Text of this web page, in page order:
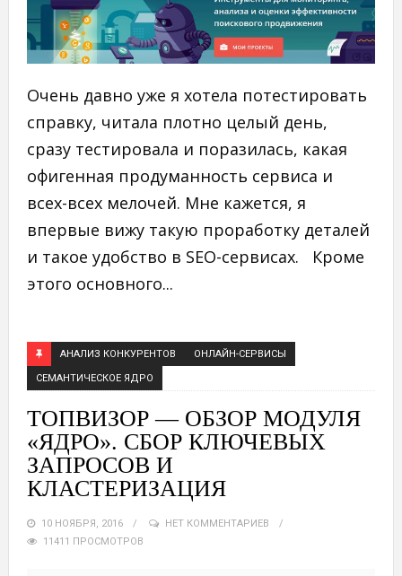
Очень давно уже я хотела потестировать
справку, читала плотно целый день,
сразу тестировала и поразилась, какая
офигенная продуманность сервиса и
всех-всех мелочей. Мне кажется, я
впервые вижу такую проработку деталей
и такое удобство в SEO-сервисах. Кроме
этого основного...
АНАЛИЗ КОНКУРЕНТОВ ОНЛАЙН-СЕРВИСЫ
СЕМАНТИЧЕСКОЕ ЯДРО
ТОПВИЗОР — ОБЗОР МОДУЛЯ
«ЯДРО». СБОР КЛЮЧЕВЫХ
ЗАПРОСОВ И
КЛАСТЕРИЗАЦИЯ
10 НОЯБРЯ, 2016
НЕТ КОММЕНТАРИЕВ
11411 ПРОСМОТРОВ